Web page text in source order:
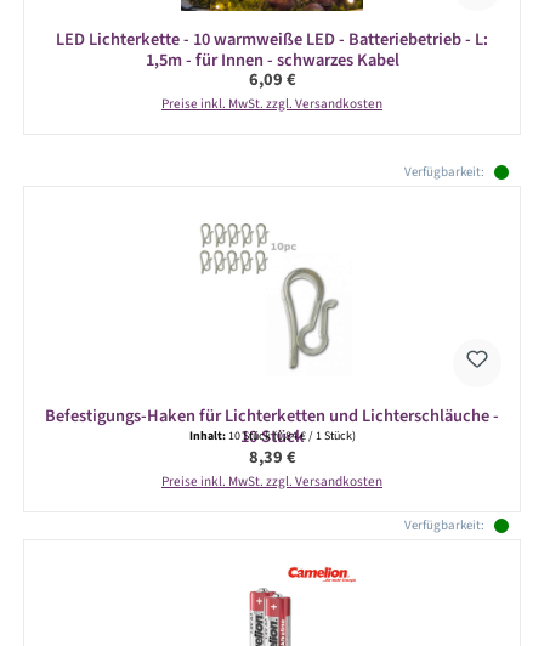
LED Lichterkette - 10 warmweiße LED - Batteriebetrieb - L:
1,5m - für Innen - schwarzes Kabel
Regulärer Preis:
6,09 €
Preise inkl. MwSt. zzgl. Versandkosten
Verfügbarkeit:
Befestigungs-Haken für Lichterketten und Lichterschläuche -
10 Stück
Inhalt:10 Stück(0,84 € / 1 Stück)
Regulärer Preis:
8,39 €
Preise inkl. MwSt. zzgl. Versandkosten
Verfügbarkeit: